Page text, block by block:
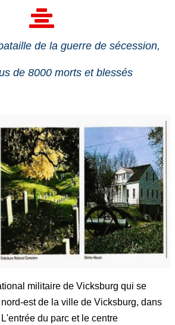
de la guerre de sécession,
de 8000 morts et blessés
militaire de Vicksburg qui se
est de la ville de Vicksburg, dans
du parc et le centre